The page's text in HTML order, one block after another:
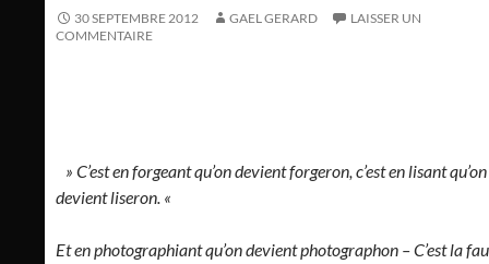
30 SEPTEMBRE 2012 GAEL GERARD
LAISSER UN
COMMENTAIRE
» C’est en forgeant qu’on devient forgeron, c’est en lisant qu’on
devient liseron. «
Et en photographiant qu’on devient photographon – C’est la